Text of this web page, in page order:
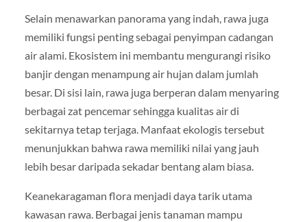
Selain menawarkan panorama yang indah, rawa juga
memiliki fungsi penting sebagai penyimpan cadangan
air alami. Ekosistem ini membantu mengurangi risiko
banjir dengan menampung air hujan dalam jumlah
besar. Di sisi lain, rawa juga berperan dalam menyaring
berbagai zat pencemar sehingga kualitas air di
sekitarnya tetap terjaga. Manfaat ekologis tersebut
menunjukkan bahwa rawa memiliki nilai yang jauh
lebih besar daripada sekadar bentang alam biasa.
Keanekaragaman flora menjadi daya tarik utama
kawasan rawa. Berbagai jenis tanaman mampu